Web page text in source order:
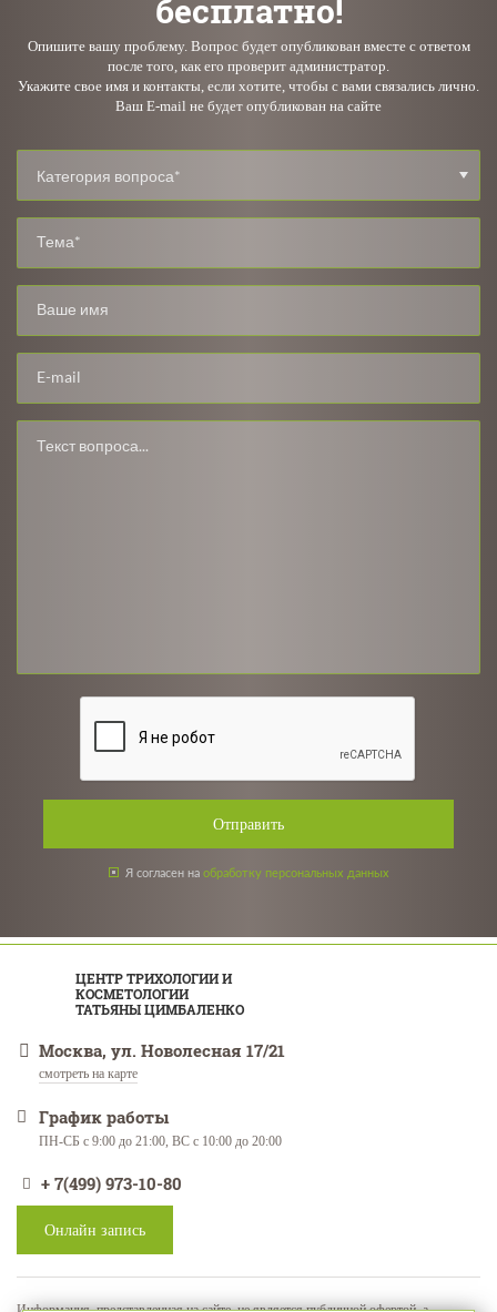
бесплатно!
Опишите вашу проблему. Вопрос будет опубликован вместе с ответом
после того, как его проверит администратор.
Укажите свое имя и контакты, если хотите, чтобы с вами связались лично.
Ваш E-mail не будет опубликован на сайте
Категория вопроса*
Отправить
Я согласен на обработку персональных данных
ЦЕНТР ТРИХОЛОГИИ И
КОСМЕТОЛОГИИ
ТАТЬЯНЫ ЦИМБАЛЕНКО
Москва, ул. Новолесная 17/21
смотреть на карте
График работы
ПН-СБ с 9:00 до 21:00, ВС с 10:00 до 20:00
+ 7(499) 973-10-80
Онлайн запись